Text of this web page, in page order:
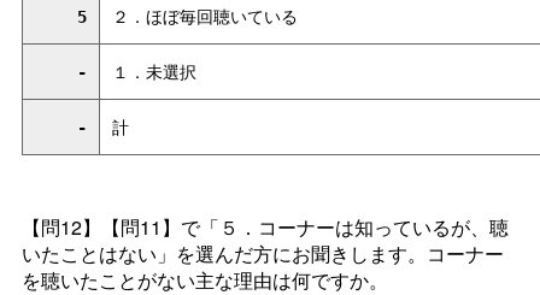
5 ２．ほぼ毎回聴いている
- １．未選択
- 計
【問12】【問11】で「５．コーナーは知っているが、聴
いたことはない」を選んだ方にお聞きします。コーナー
を聴いたことがない主な理由は何ですか。